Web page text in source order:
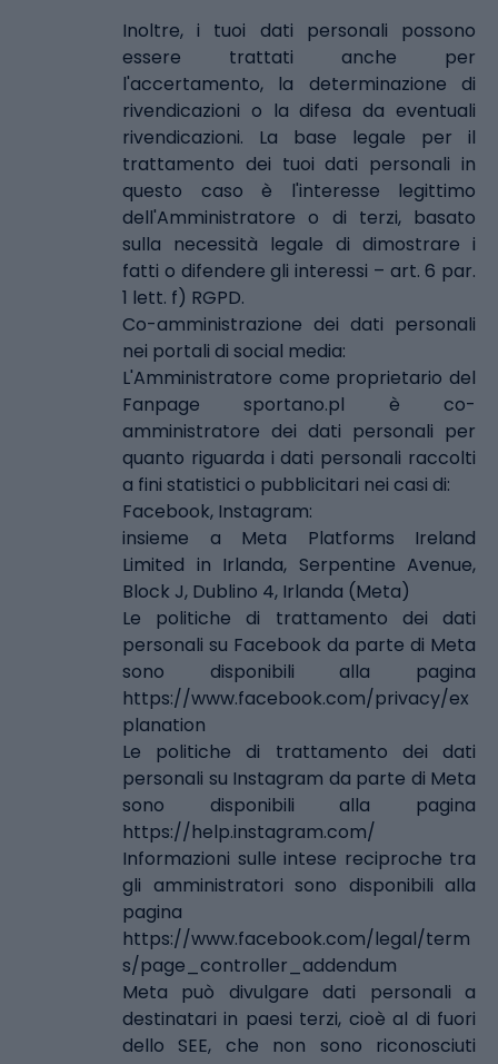
Inoltre, i tuoi dati personali possono
essere trattati anche per
l'accertamento, la determinazione di
rivendicazioni o la difesa da eventuali
rivendicazioni. La base legale per il
trattamento dei tuoi dati personali in
questo caso è l'interesse legittimo
dell'Amministratore o di terzi, basato
sulla necessità legale di dimostrare i
fatti o difendere gli interessi – art. 6 par.
1 lett. f) RGPD.
Co-amministrazione dei dati personali
nei portali di social media:
L'Amministratore come proprietario del
Fanpage sportano.pl è co-
amministratore dei dati personali per
quanto riguarda i dati personali raccolti
a fini statistici o pubblicitari nei casi di:
Facebook, Instagram:
insieme a Meta Platforms Ireland
Limited in Irlanda, Serpentine Avenue,
Block J, Dublino 4, Irlanda (Meta)
Le politiche di trattamento dei dati
personali su Facebook da parte di Meta
sono disponibili alla pagina
https://www.facebook.com/privacy/ex
planation
Le politiche di trattamento dei dati
personali su Instagram da parte di Meta
sono disponibili alla pagina
https://help.instagram.com/
Informazioni sulle intese reciproche tra
gli amministratori sono disponibili alla
pagina
https://www.facebook.com/legal/term
s/page_controller_addendum
Meta può divulgare dati personali a
destinatari in paesi terzi, cioè al di fuori
dello SEE, che non sono riconosciuti